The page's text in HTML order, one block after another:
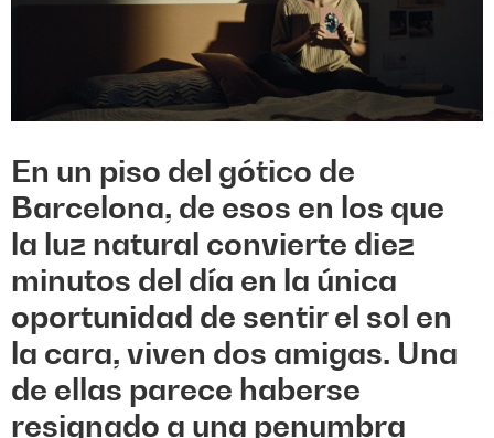
En un piso del gótico de
Barcelona, de esos en los que
la luz natural convierte diez
minutos del día en la única
oportunidad de sentir el sol en
la cara, viven dos amigas. Una
de ellas parece haberse
resignado a una penumbra